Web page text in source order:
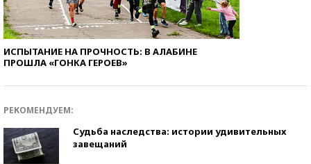
ИСПЫТАНИЕ НА ПРОЧНОСТЬ: В АЛАБИНЕ
ПРОШЛА «ГОНКА ГЕРОЕВ»
РЕКОМЕНДУЕМ:
Судьба наследства: истории удивительных
завещаний